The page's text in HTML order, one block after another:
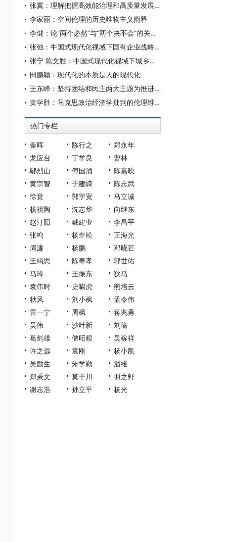
张翼：理解把握高效能治理和高质量发展的有机结合
李家丽：空间伦理的历史唯物主义阐释
李健：论“两个必然”与“两个决不会”的关系——基于跨越资本主义制度“卡夫丁峡谷”设想的反思
张弛：中国式现代化视域下国有企业战略使命的历史演进、理论逻辑和时代要求
张宁 陈文胜：中国式现代化视域下城乡融合的制度创新与治理逻辑
田鹏颖：现代化的本质是人的现代化
王东峰：坚持团结和民主两大主题为推进中国式现代化广泛凝心聚力
黄学胜：马克思政治经济学批判的伦理维度
热门专栏
秦晖 陈行之
郑永年
龙应台
丁学良
曹林
鄢烈山
傅国涌
陈嘉映
黄宗智
于建嵘
陈志武
徐贲
郭宇宽
马立诚
杨祖陶
沈志华
向继东
赵汀阳
戴建业
李昌平
张鸣
杨奎松
王海光
周濂
杨鹏
邓晓芒
王缉思
陈奉孝
郭世佑
马玲
王振东
狄马
袁伟时
史啸虎
熊培云
秋风
刘小枫
孟令伟
雷一宁
周枫
蒋兆勇
吴伟
沙叶新
刘瑜
葛剑雄
储昭根
吴稼祥
许之远
袁刚
杨小凯
吴励生
朱学勤
潘维
郑秉文
莫于川
羽之野
谢志浩
孙立平 杨光